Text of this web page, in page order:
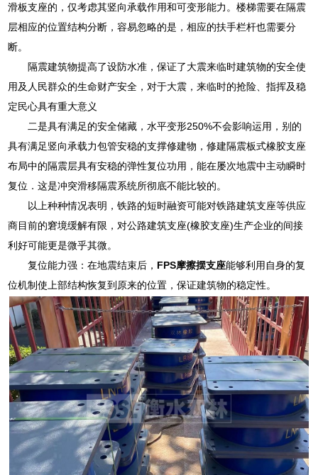
滑板支座的，仅考虑其竖向承载作用和可变形能力。楼梯需要在隔震
层相应的位置结构分断，容易忽略的是，相应的扶手栏杆也需要分
断。
隔震建筑物提高了设防水准，保证了大震来临时建筑物的安全使
用及人民群众的生命财产安全，对于大震，来临时的抢险、指挥及稳
定民心具有重大意义
二是具有满足的安全储藏，水平变形250%不会影响运用，别的
具有满足竖向承载力包管安稳的支撑修建物，修建隔震板式橡胶支座
布局中的隔震层具有安稳的弹性复位功用，能在屡次地震中主动瞬时
复位．这是冲突滑移隔震系统所彻底不能比较的。
以上种种情况表明，铁路的短时融资可能对铁路建筑支座等供应
商目前的窘境缓解有限，对公路建筑支座(橡胶支座)生产企业的间接
利好可能更是微乎其微。
复位能力强：在地震结束后， FPS摩擦摆支座能够利用自身的复
位机制使上部结构恢复到原来的位置，保证建筑物的稳定性。